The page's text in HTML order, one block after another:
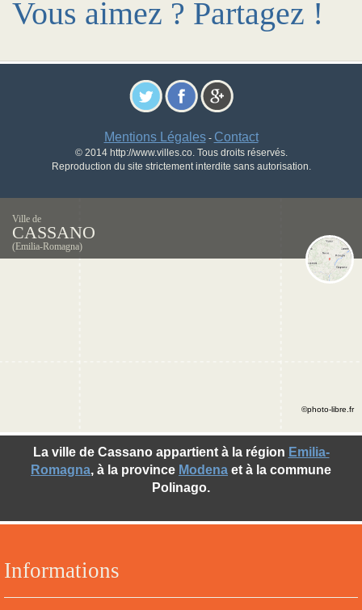
Vous aimez ? Partagez !
Mentions Légales- Contact
© 2014 http://www.villes.co. Tous droits réservés.
Reproduction du site strictement interdite sans autorisation.
Ville de
CASSANO
(Emilia-Romagna)
Informations
La ville de Cassano appartient à la région Emilia-
Romagna, à la province Modena et à la commune
Polinago.
©photo-libre.fr